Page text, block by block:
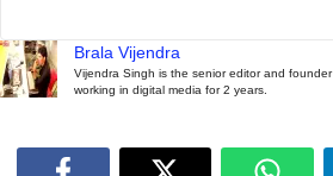
Brala Vijendra
Vijendra Singh is the senior editor and
working in digital media for 2 years.